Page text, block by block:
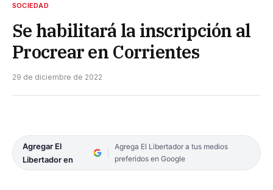
SOCIEDAD
Se habilitará la inscripción al
Procrear en Corrientes
29 de diciembre de 2022
Agregar El
Libertador en
Agrega El Libertador a tus medios
preferidos en Google